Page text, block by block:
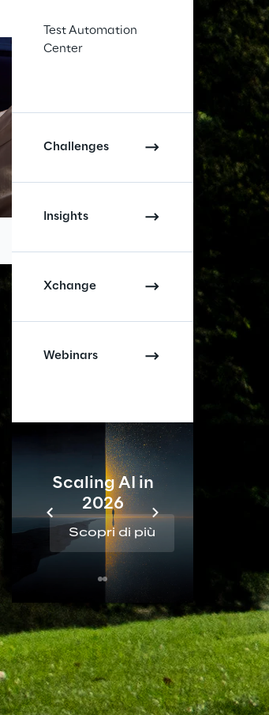
Industrial
Scopri di più
Test Automation
Center
Challenges
Insights
Xchange
Webinars
Scaling AI in
2026
Scopri di più